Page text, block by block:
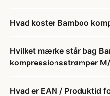
Hvad koster Bamboo
Hvilket mærke står bag
kompressionsstrømper
Hvad er EAN / Produktid